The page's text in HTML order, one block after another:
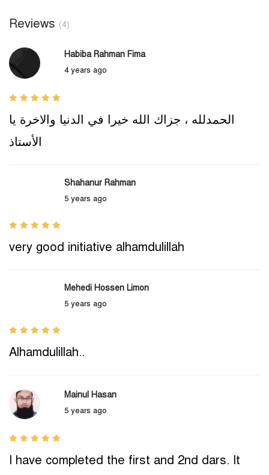
Reviews (4)
Habiba Rahman Fima
4 years ago
الحمدلله ، جزاك الله خيرا في الدنيا والاخرة يا
الأستاذ
Shahanur Rahman
5 years ago
very good initiative alhamdulillah
Mehedi Hossen Limon
5 years ago
Alhamdulillah..
Mainul Hasan
5 years ago
I have completed the first and 2nd dars. It